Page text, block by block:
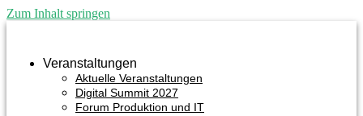
Zum Inhalt springen
Veranstaltungen
Aktuelle Veranstaltungen
Digital Summit 2027
Forum Produktion und IT